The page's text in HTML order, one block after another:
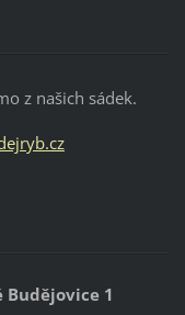
z našich sádek.
Budějovice 1